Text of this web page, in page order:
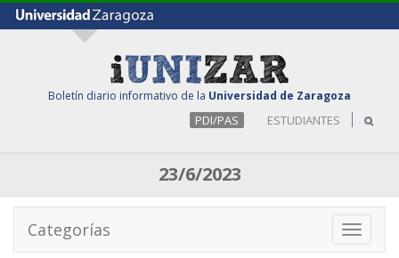
Boletín diario informativo de la Universidad de Zaragoza
PDI/PAS ESTUDIANTES
23/6/2023
Toggle
Categorías